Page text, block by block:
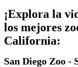
¡Explora la
los mejores
California:
San Diego Zoo -